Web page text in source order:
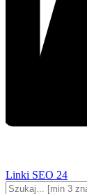
Linki SEO 24